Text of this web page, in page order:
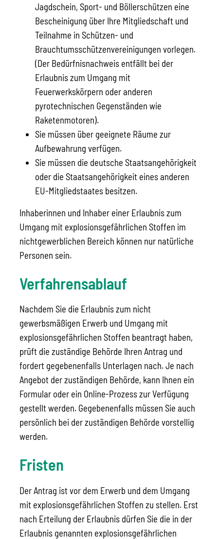
Jagdschein, Sport- und Böllerschützen eine
Bescheinigung über Ihre Mitgliedschaft und
Teilnahme in Schützen- und
Brauchtumsschützenvereinigungen vorlegen.
(Der Bedürfnisnachweis entfällt bei der
Erlaubnis zum Umgang mit
Feuerwerkskörpern oder anderen
pyrotechnischen Gegenständen wie
Raketenmotoren).
Sie müssen über geeignete Räume zur
Aufbewahrung verfügen.
Sie müssen die deutsche Staatsangehörigkeit
oder die Staatsangehörigkeit eines anderen
EU-Mitgliedstaates besitzen.
Inhaberinnen und Inhaber einer Erlaubnis zum
Umgang mit explosionsgefährlichen Stoffen im
nichtgewerblichen Bereich können nur natürliche
Personen sein.
Verfahrensablauf
Nachdem Sie die Erlaubnis zum nicht
gewerbsmäßigen Erwerb und Umgang mit
explosionsgefährlichen Stoffen beantragt haben,
prüft die zuständige Behörde Ihren Antrag und
fordert gegebenenfalls Unterlagen nach. Je nach
Angebot der zuständigen Behörde, kann Ihnen ein
Formular oder ein Online-Prozess zur Verfügung
gestellt werden. Gegebenenfalls müssen Sie auch
persönlich bei der zuständigen Behörde vorstellig
werden.
Fristen
Der Antrag ist vor dem Erwerb und dem Umgang
mit explosionsgefährlichen Stoffen zu stellen. Erst
nach Erteilung der Erlaubnis dürfen Sie die in der
Erlaubnis genannten explosionsgefährlichen